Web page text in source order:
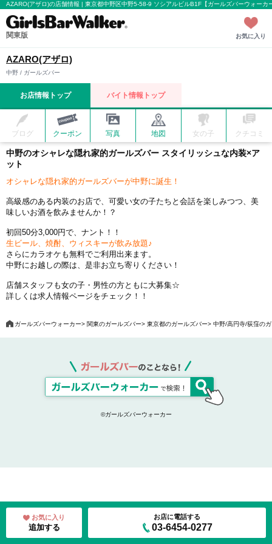
AZARO(アザロ)の店舗情報 | 東京都中野区中野5-58-9 ソシアルビルB1F【ガールズバーウォーカ
関東版 お気に入り
AZARO(アザロ)
中野 / ガールズバー
お店情報トップ バイト情報トップ
ブログ クーポン 写真 地図 女の子 クチコミ
中野のオシャレな隠れ家的ガールズバー スタイリッシュな内装×ア
ット
オシャレな隠れ家的ガールズバーが中野に誕生！
高級感のある内装のお店で、可愛い女の子たちと会話を楽しみつつ、美
味しいお酒を飲みませんか！？
初回50分3,000円で、ナント！！
生ビール、焼酎、ウィスキーが飲み放題♪
さらにカラオケも無料でご利用出来ます。
中野にお越しの際は、是非お立ち寄りください！
店舗スタッフも女の子・男性の方ともに大募集☆
詳しくは求人情報ページをチェック！！
お気に入り
追加する
お店に電話する
03-6454-0277
ガールズバーウォーカー 関東のガールズバー 東京都のガールズバー 中野/高円寺/荻窪の
©ガールズバーウォーカー